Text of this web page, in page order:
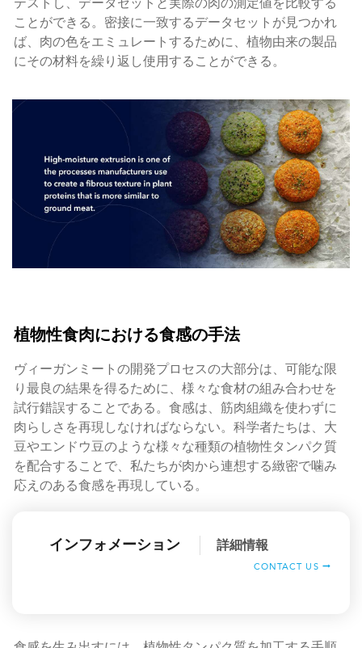
ことができる。密接に一致するデータセットが見つかれ
ば、肉の色をエミュレートするために、植物由来の製品
にその材料を繰り返し使用することができる。
植物性食肉における食感の手法
ヴィーガンミートの開発プロセスの大部分は、可能な限
り最良の結果を得るために、様々な食材の組み合わせを
試行錯誤することである。食感は、筋肉組織を使わずに
肉らしさを再現しなければならない。科学者たちは、大
豆やエンドウ豆のような様々な種類の植物性タンパク質
を配合することで、私たちが肉から連想する緻密で噛み
応えのある食感を再現している。
インフォメーション 詳細情報
CONTACT US